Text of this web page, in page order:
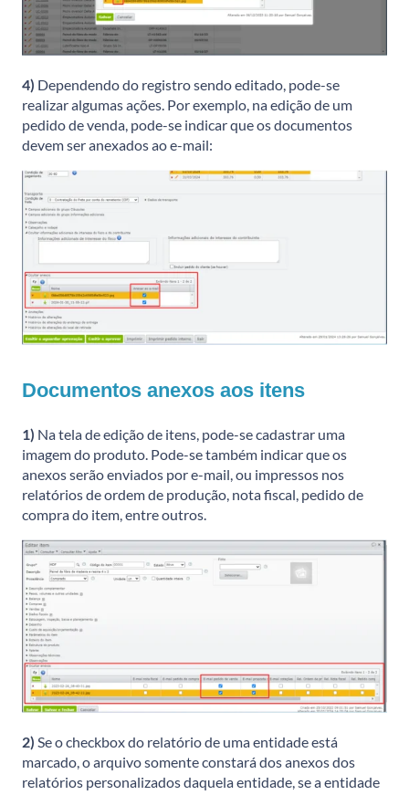
4) Dependendo do registro sendo editado, pode-se
realizar algumas ações. Por exemplo, na edição de um
pedido de venda, pode-se indicar que os documentos
devem ser anexados ao e-mail:
Documentos anexos aos itens
1) Na tela de edição de itens, pode-se cadastrar uma
imagem do produto. Pode-se também indicar que os
anexos serão enviados por e-mail, ou impressos nos
relatórios de ordem de produção, nota fiscal, pedido de
compra do item, entre outros.
2) Se o checkbox do relatório de uma entidade está
marcado, o arquivo somente constará dos anexos dos
relatórios personalizados daquela entidade, se a entidade